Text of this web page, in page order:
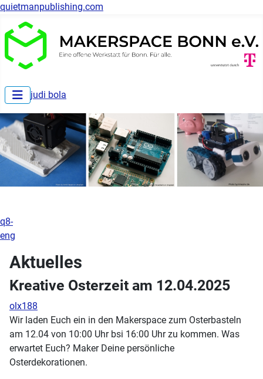
quietmanpublishing.com
judi bola
q8-
eng
Aktuelles
Kreative Osterzeit am 12.04.2025
olx188
Wir laden Euch ein in den Makerspace zum Osterbasteln
am 12.04 von 10:00 Uhr bsi 16:00 Uhr zu kommen. Was
erwartet Euch? Maker Deine persönliche
Osterdekorationen.